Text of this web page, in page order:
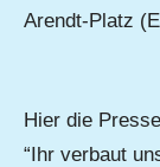
Arendt-Platz
Hier die
“Ihr verbaut